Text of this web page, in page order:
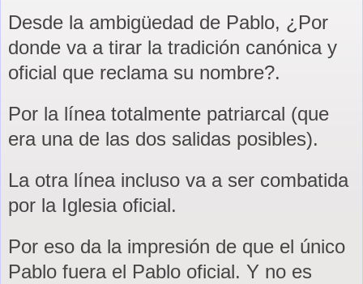
Desde la ambigüedad de Pablo, ¿Por
donde va a tirar la tradición canónica y
oficial que reclama su nombre?.
Por la línea totalmente patriarcal (que
era una de las dos salidas posibles).
La otra línea incluso va a ser combatida
por la Iglesiaoficial.
Por eso da la impresión de que el único
Pablo fuera el Pablo oficial. Y no es